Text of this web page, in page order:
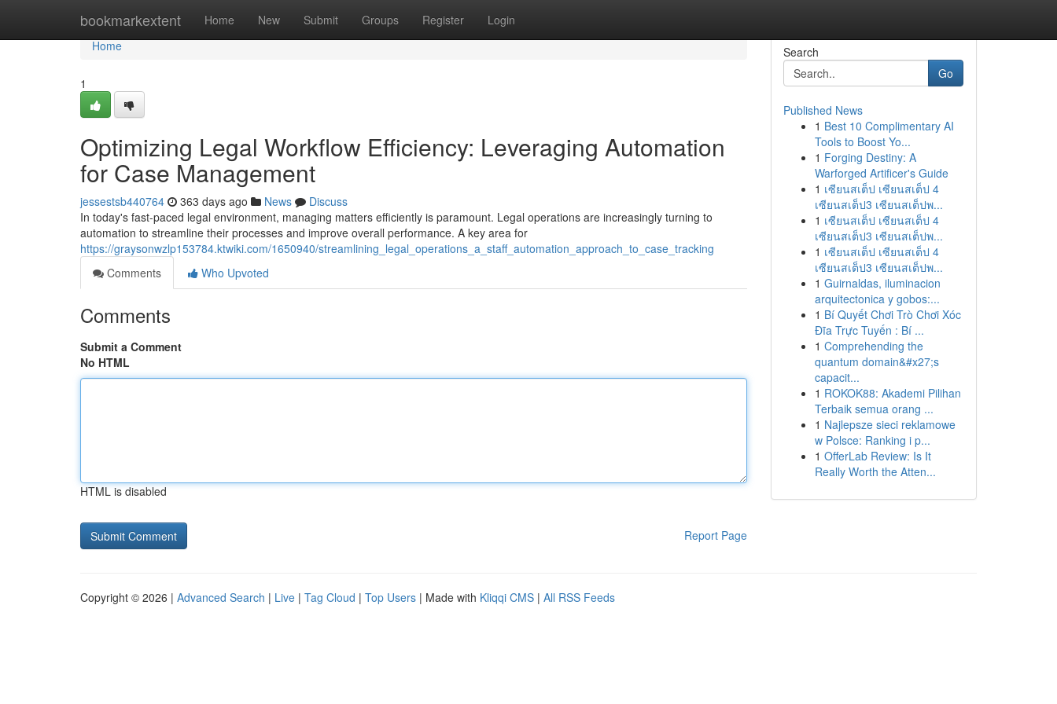
bookmarkextent Home New Submit Groups Register Login
Home
Home
1
Optimizing Legal Workflow Efficiency: Leveraging Automation
for Case Management
jessestsb440764 363 days ago News
Discuss
In today's fast-paced legal environment, managing matters efficiently is paramount. Legal operations are increasingly turning to
automation to streamline their processes and improve overall performance. A key area for
https://graysonwzlp153784.ktwiki.com/1650940/streamlining_legal_operations_a_staff_automation_approach_to_case_tracking
Comments
Who Upvoted
Comments
Submit a Comment
No HTML
HTML is disabled
Report Page
Search
Go
Published News
1 Best 10 Complimentary AI
Tools to Boost Yo...
1 Forging Destiny: A
Warforged Artificer's Guide
1 เซียนสเต็ป เซียนสเต็ป 4
เซียนสเต็ป3 เซียนสเต็ปพ...
1 เซียนสเต็ป เซียนสเต็ป 4
เซียนสเต็ป3 เซียนสเต็ปพ...
1 เซียนสเต็ป เซียนสเต็ป 4
เซียนสเต็ป3 เซียนสเต็ปพ...
1 Guirnaldas, iluminacion
arquitectonica y gobos:...
1 Bí Quyết Chơi Trò Chơi Xóc
Đĩa Trực Tuyến : Bí ...
1 Comprehending the
quantum domain&#x27;s
capacit...
1 ROKOK88: Akademi Pilihan
Terbaik semua orang ...
1 Najlepsze sieci reklamowe
w Polsce: Ranking i p...
1 OfferLab Review: Is It
Really Worth the Atten...
Copyright © 2026 | Advanced Search | Live | Tag Cloud | Top Users | Made with Kliqqi CMS | All RSS Feeds